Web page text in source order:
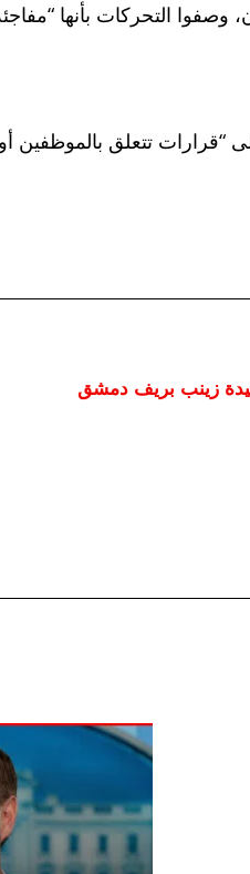
وصفوا التحركات بأنها
“قرارات تتعلق بالموظفين
زينب بريف دمشق